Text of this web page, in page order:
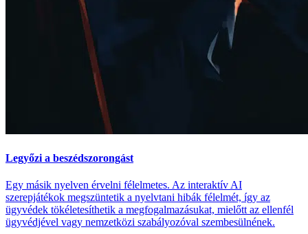
Legyőzi a beszédszorongást
Egy másik nyelven érvelni félelmetes. Az interaktív AI
szerepjátékok megszüntetik a nyelvtani hibák félelmét, így az
ügyvédek tökéletesíthetik a megfogalmazásukat, mielőtt az ellenfél
ügyvédjével vagy nemzetközi szabályozóval szembesülnének.